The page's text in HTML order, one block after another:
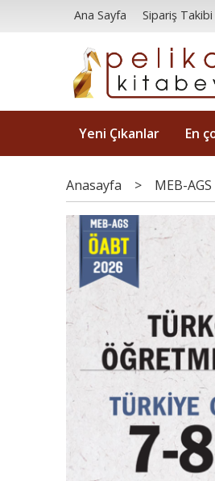
Ana Sayfa Sipariş Takibi
Yeni Çıkanlar En
Anasayfa > MEB-